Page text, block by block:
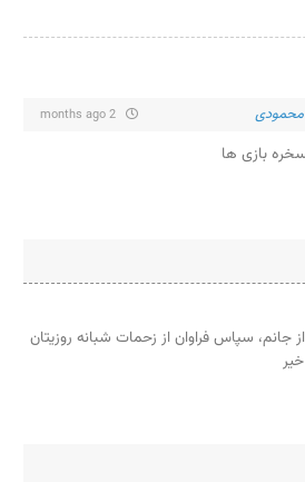
بازی ها
جانم، سپاس فراوان از زحمات شبانه روزیتان